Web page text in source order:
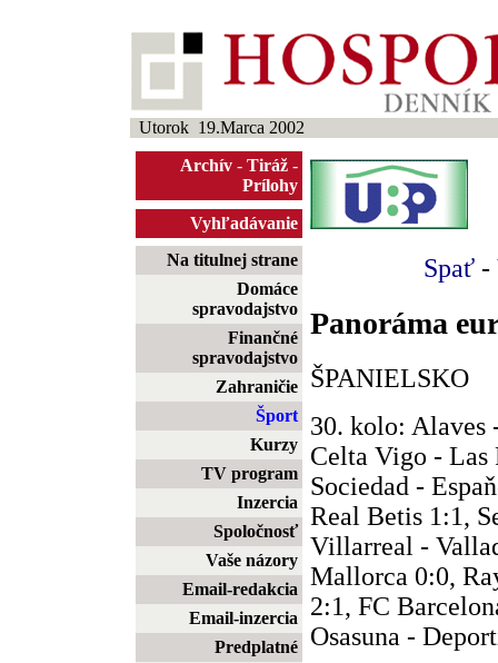
Utorok 19.Marca 2002
Archív - Tiráž -
Prílohy
Vyhľadávanie
Na titulnej strane
Domáce
spravodajstvo
Finančné
spravodajstvo
Zahraničie
Šport
Kurzy
TV program
Inzercia
Spoločnosť
Vaše názory
Email-redakcia
Email-inzercia
Predplatné
Spať -
Panoráma
ŠPANIELSKO
30. kolo:
Celta Vigo - Las
Sociedad -
Real Betis 1:1,
Villarreal -
Mallorca 0:0,
2:1, FC
Osasuna -